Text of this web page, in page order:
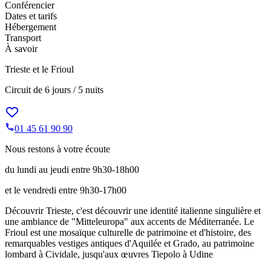
Conférencier
Dates et tarifs
Hébergement
Transport
À savoir
Trieste et le Frioul
Circuit de 6 jours / 5 nuits
01 45 61 90 90
Nous restons à votre écoute
du lundi au jeudi entre 9h30-18h00
et le vendredi entre 9h30-17h00
Découvrir Trieste, c'est découvrir une identité italienne singulière et
une ambiance de "Mitteleuropa" aux accents de Méditerranée. Le
Frioul est une mosaïque culturelle de patrimoine et d'histoire, des
remarquables vestiges antiques d'Aquilée et Grado, au patrimoine
lombard à Cividale, jusqu'aux œuvres Tiepolo à Udine